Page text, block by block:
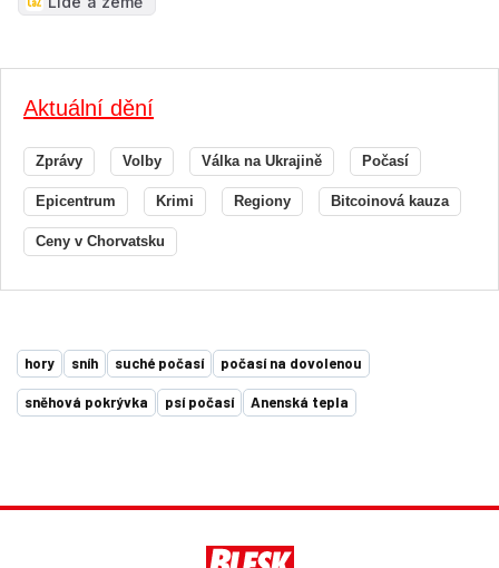
Aktuální dění
Zprávy Volby Válka na Ukrajině Počasí
Epicentrum Krimi Regiony Bitcoinová kauza
Ceny v Chorvatsku
hory sníh suché počasí počasí na dovolenou
sněhová pokrývka psí počasí Anenská tepla